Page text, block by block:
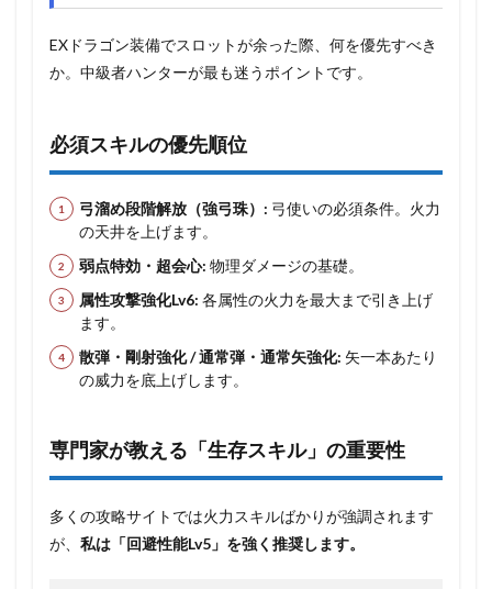
EXドラゴン装備でスロットが余った際、何を優先すべき
か。中級者ハンターが最も迷うポイントです。
必須スキルの優先順位
弓溜め段階解放（強弓珠）: 弓使いの必須条件。火力
の天井を上げます。
弱点特効・超会心: 物理ダメージの基礎。
属性攻撃強化Lv6: 各属性の火力を最大まで引き上げ
ます。
散弾・剛射強化 / 通常弾・通常矢強化: 矢一本あたり
の威力を底上げします。
専門家が教える「生存スキル」の重要性
多くの攻略サイトでは火力スキルばかりが強調されます
が、 私は「回避性能Lv5」を強く推奨します。